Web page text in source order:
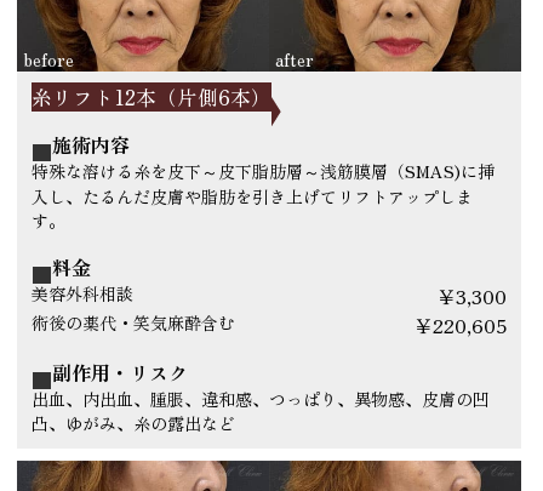
糸リフト12本（片側6本）
施術内容
特殊な溶ける糸を皮下～皮下脂肪層～浅筋膜層（SMAS)に挿
入し、たるんだ皮膚や脂肪を引き上げてリフトアップしま
す。
料金
美容外科相談 ￥3,300
術後の薬代・笑気麻酔含む
￥220,605
副作用・リスク
出血、内出血、腫脹、違和感、つっぱり、異物感、皮膚の凹
凸、ゆがみ、糸の露出など